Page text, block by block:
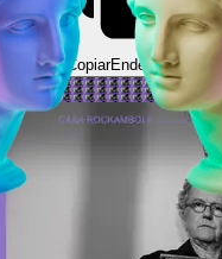
Maps
CopiarEndereço